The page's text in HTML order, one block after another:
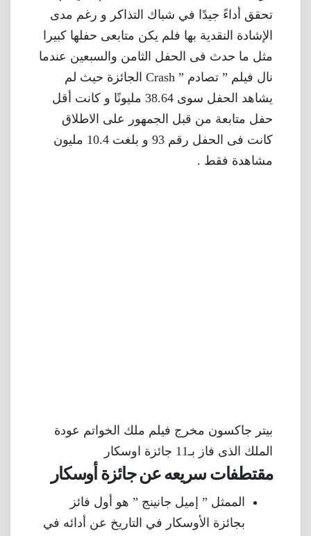
تحقق أداءً جيدًا في شباك التذاكر و رغم مدى
الإشادة النقدية بها فلم يكن متابعى حفلها كبيرا
مثل ما حدث فى الحفل الثامن والسبعين عندما
نال فيلم ” تصادم ” Crash الجائزة حيث لم
يشاهد الحفل سوى 38.64 مليونًا و كانت أقل
حفل متابعة من قبل الجمهور على الاطلاق
كانت فى الحفل رقم 93 و بلغت 10.4 مليون
مشاهدة فقط .
بيتر جاكسون مخرج فيلم ملك الخواتم عودة
الملك الذى فاز بـ11 جائزة اوسكار
مقتطفات سريعه عن جائزة أوسكار
الممثل ” إميل جانينج ” هو أول فائز
بجائزة الأوسكار في التاريخ عن أدائه في